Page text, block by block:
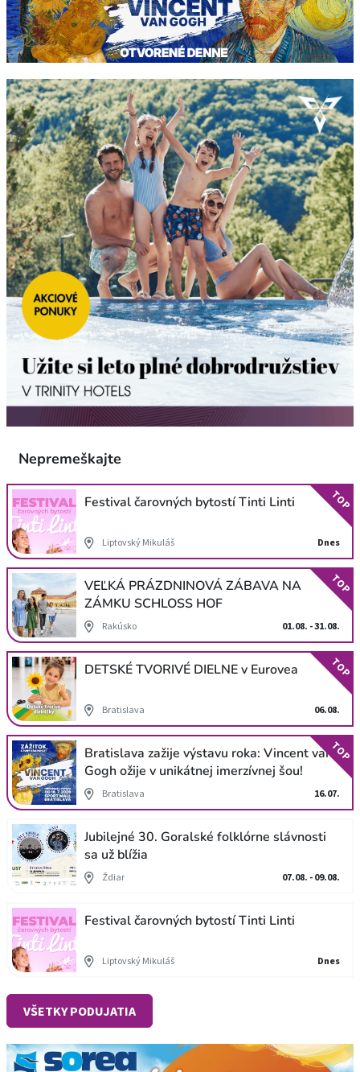
Nepremeškajte
Festival čarovných bytostí Tinti Linti
Liptovský Mikuláš Dnes
TOP
VEĽKÁ PRÁZDNINOVÁ ZÁBAVA NA
ZÁMKU SCHLOSS HOF
Rakúsko 01.08. - 31.08.
TOP
DETSKÉ TVORIVÉ DIELNE v Eurovea
Bratislava 06.08.
TOP
Bratislava zažije výstavu roka: Vincent van
Gogh ožije v unikátnej imerzívnej šou!
Bratislava 16.07.
TOP
Jubilejné 30. Goralské folklórne slávnosti
sa už blížia
Ždiar 07.08. - 09.08.
Festival čarovných bytostí Tinti Linti
Liptovský Mikuláš Dnes
VŠETKY PODUJATIA